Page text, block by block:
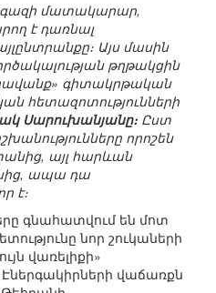
գազի մատակարար,
է դառնալ
Այս մասին
թղթակցին
գիտակրթական
հետազոտությունների
Սարուխանյանը։ Ըստ
որոշեն
այլ հարևան
ապա դա
է։
գնահատվում են մոտ
նոր շուկաների
վառելիքի»
վաճառքն